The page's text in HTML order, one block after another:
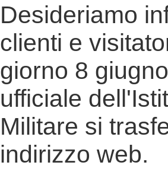
Desideriamo
clienti e
giorno 8
ufficiale
Militare si
indirizzo web.